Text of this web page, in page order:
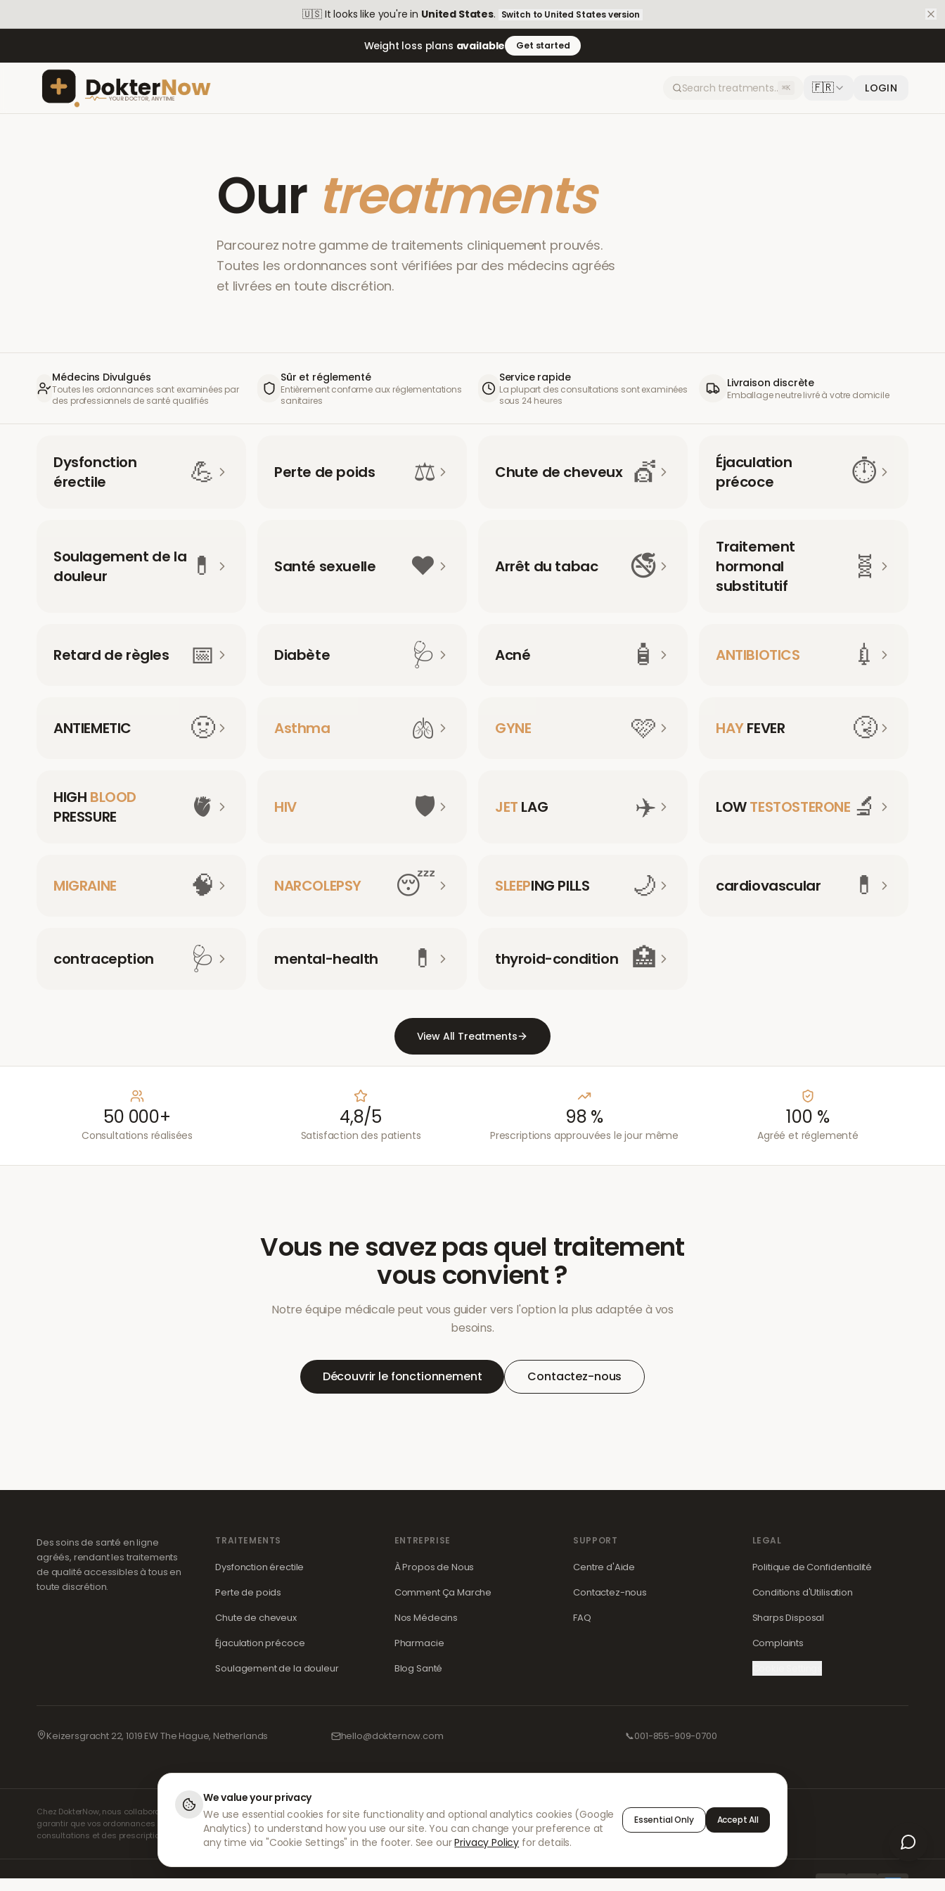
🇺🇸 It looks like you're in United States. Switch to United Statesversion
Weight loss plans available Get started
⌘K 🇫🇷 LOGIN
Our treatments
Parcourez notre gamme de traitements cliniquement prouvés.
Toutes les ordonnances sont vérifiées par des médecins agréés
et livrées en toute discrétion.
Médecins Divulgués
Toutes les ordonnances sont examinées par
des professionnels de santé qualifiés
Sûr et réglementé
Entièrement conforme aux réglementations
sanitaires
Service rapide
La plupart des consultations sont examinées
sous 24 heures
Livraison discrète
Emballage neutre livré à votre domicile
Dysfonction
érectile
💪 Perte de poids ⚖️ Chute de cheveux 💇
Éjaculation
précoce
⏱️
Soulagement de la
douleur
💊 Santé sexuelle ❤️ Arrêt du tabac 🚭
Traitement
hormonal
substitutif
🧬
Retard de règles 📅 Diabète 🩺 Acné 🧴 ANTIBIOTICS 💉
ANTIEMETIC 🤢 Asthma 🫁 GYNE 🩷 HAYFEVER 🤧
HIGH BLOOD
PRESSURE
🫀 HIV 🛡️ JET LAG ✈️ LOWTESTOSTERONE 🔬
MIGRAINE 🧠 NARCOLEPSY 😴 SLEEPING PILLS 🌙 cardiovascular 💊
contraception 🩺 mental-health 💊 thyroid-condition 🏥
View All Treatments
50 000+
Consultations réalisées
4,8/5
Satisfaction des patients
98 %
Prescriptions approuvées le jour même
100 %
Agréé et réglementé
Vous ne savez pas quel traitement
vous convient ?
Notre équipe médicale peut vous guider vers l'option la plus adaptée à vos
besoins.
Découvrir le fonctionnement Contactez-nous
Des soins de santé en ligne
agréés, rendant les traitements
de qualité accessibles à tous en
toute discrétion.
TRAITEMENTS
Dysfonction érectile
Perte de poids
Chute de cheveux
Éjaculation précoce
Soulagement de la douleur
ENTREPRISE
À Propos de Nous
Comment Ça Marche
Nos Médecins
Pharmacie
Blog Santé
SUPPORT
Centre d'Aide
Contactez-nous
FAQ
LEGAL
Politique de Confidentialité
Conditions d'Utilisation
Sharps Disposal
Complaints
Keizersgracht 22, 1019 EW The Hague, Netherlands hello@dokternow.com 📞001-855-909-0700
Chez DokterNow, nous collaborons avec des médecins et des pharmacies dument enregistrés ainsi qu'avec des professionnels de santé expérimentés pour
garantir que vos ordonnances sont gérées en toute sécurité et avec le plus grand soin. Nos prescripteurs indépendants agréés assurent l'ensemble des
consultations et des prescriptions. Nos pharmacies partenaires s'occupent de la délivrance et de l'expédition des médicaments.
We value your privacy
We use essential cookies for site functionality and optional analytics cookies (Google
Analytics) to understand how you use our site. You can change your preference at
any time via "Cookie Settings" in the footer. See ourPrivacy Policy for details.
Essential Only Accept All